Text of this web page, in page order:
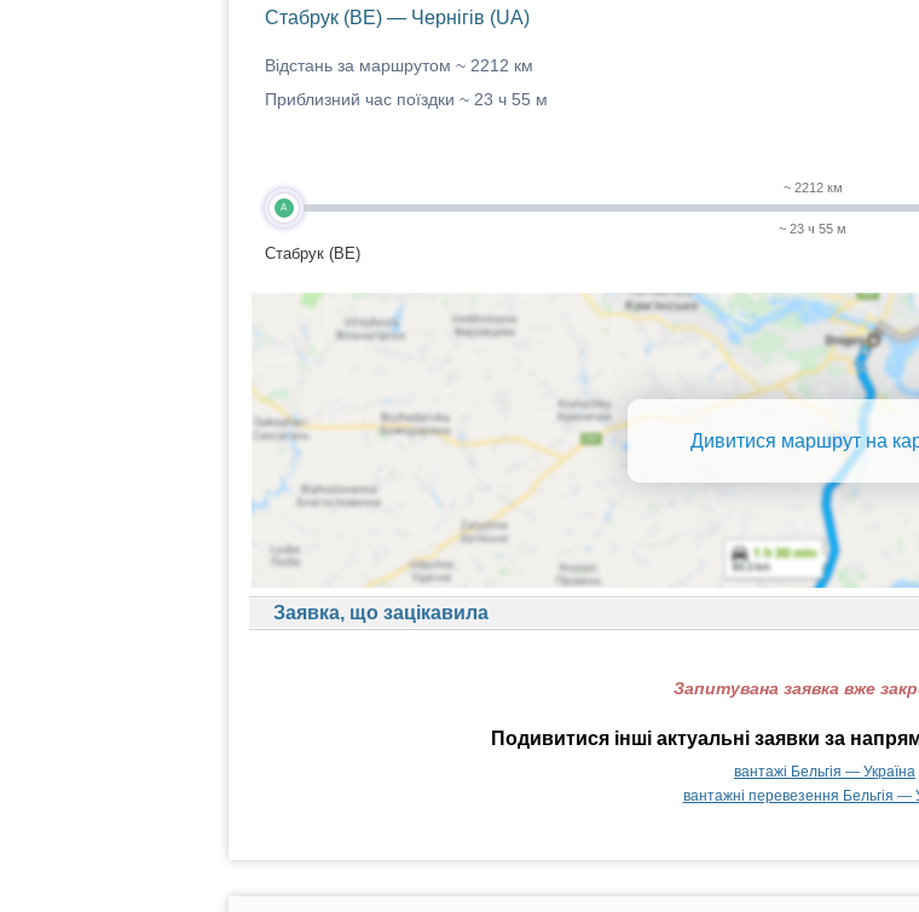
Стабрук (BE) — Чернігів (UA)
Відстань за маршрутом ~ 2212 км
Приблизний час поїздки ~ 23 ч 55 м
A
Стабрук (BE)
~ 2212 км
~ 23 ч 55 м
Дивитися маршрут на
Заявка, що зацікавила
Запитувана заявка вже
Подивитися інші актуальні заявки за
вантажі Бельгія — Україна
вантажні перевезення Бельгія —